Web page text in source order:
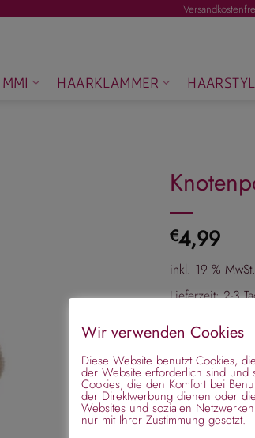
HAARKLAMMER
€4,99
inkl. 19 % MwSt.
Lieferzeit:2-3
Artikelnummer:
Kategorie:
Wir verwenden Cookies
Diese Website benutzt Cookies,
der Website erforderlich sind und
Cookies, die den Komfort bei
der Direktwerbung dienen oder
Websites und sozialen
nur mit Ihrer Zustimmung gesetzt.